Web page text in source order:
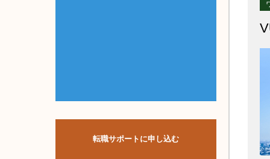
転職サポートに申し込む